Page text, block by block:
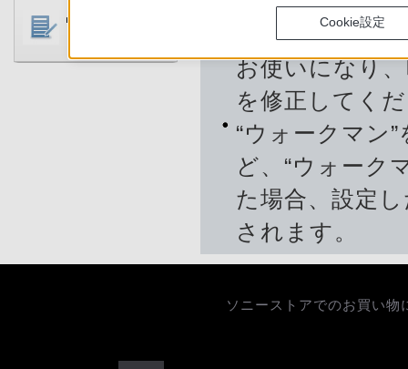
が自動で修正
お使いになり
を修正してく
“ウォークマン
ど、“ウォーク
た場合、設定
されます。
ソニーストアでのお買い物
Cookie設定